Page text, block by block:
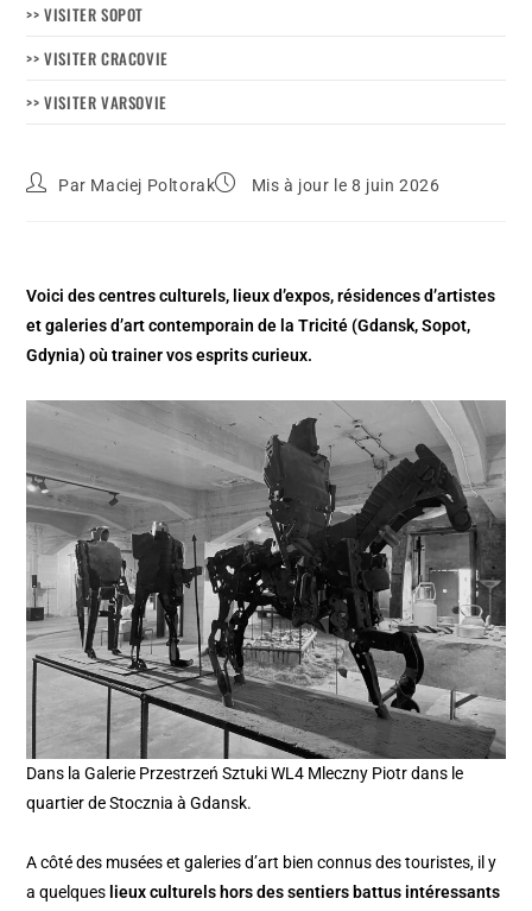
>> VISITER SOPOT
>> VISITER CRACOVIE
>> VISITER VARSOVIE
Par Maciej Poltorak Mis à jour le 8 juin 2026
Voici des centres culturels, lieux d’expos, résidences d’artistes
et galeries d’art contemporain de la Tricité (Gdansk, Sopot,
Gdynia) où trainer vos esprits curieux.
Dans la Galerie Przestrzeń Sztuki WL4 Mleczny Piotr dans le
quartier de Stocznia à Gdansk.
A côté des musées et galeries d’art bien connus des touristes, il y
a quelques lieux culturels hors des sentiers battus intéressants